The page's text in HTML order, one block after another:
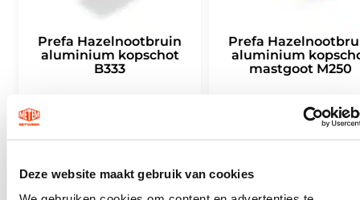
Deze website maakt gebruik van cookies
Prefa Hazelnootbruin
aluminium kopschot
B333
Prefa
aluminium
mastgoot M250
Incl. BTW